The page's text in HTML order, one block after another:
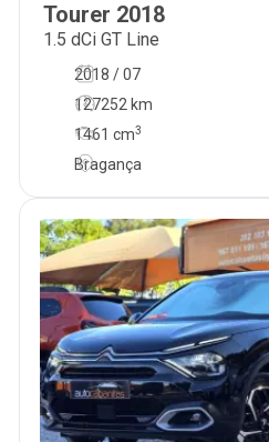
Tourer 2018
1.5 dCi GT Line
2018 / 07
127252 km
1461 cm3
Bragança